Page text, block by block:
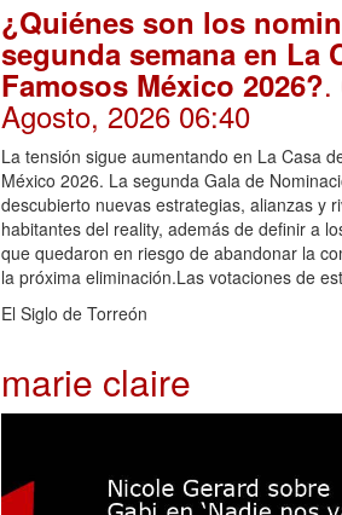
¿Quiénes son los
segunda semana en La
Famosos México 2026?.
Agosto, 2026 06:40
La tensión sigue aumentando en La Casa
México 2026. La segunda Gala de
descubierto nuevas estrategias, alianzas y
habitantes del reality, además de definir a
que quedaron en riesgo de abandonar la
la próxima eliminación.Las votaciones de
El Siglo de Torreón
marie claire